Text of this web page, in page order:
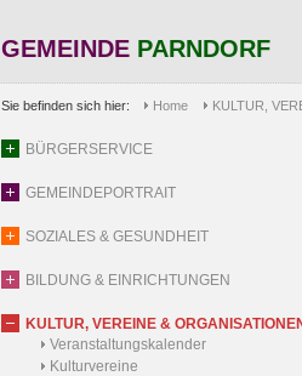
GEMEINDE PARNDORF
Sie befinden sich hier: Home KULTUR,
BÜRGERSERVICE
GEMEINDEPORTRAIT
SOZIALES & GESUNDHEIT
BILDUNG & EINRICHTUNGEN
KULTUR, VEREINE &
Veranstaltungskalender
Kulturvereine